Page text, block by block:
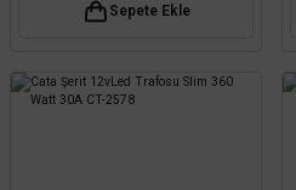
Sepete Ekle